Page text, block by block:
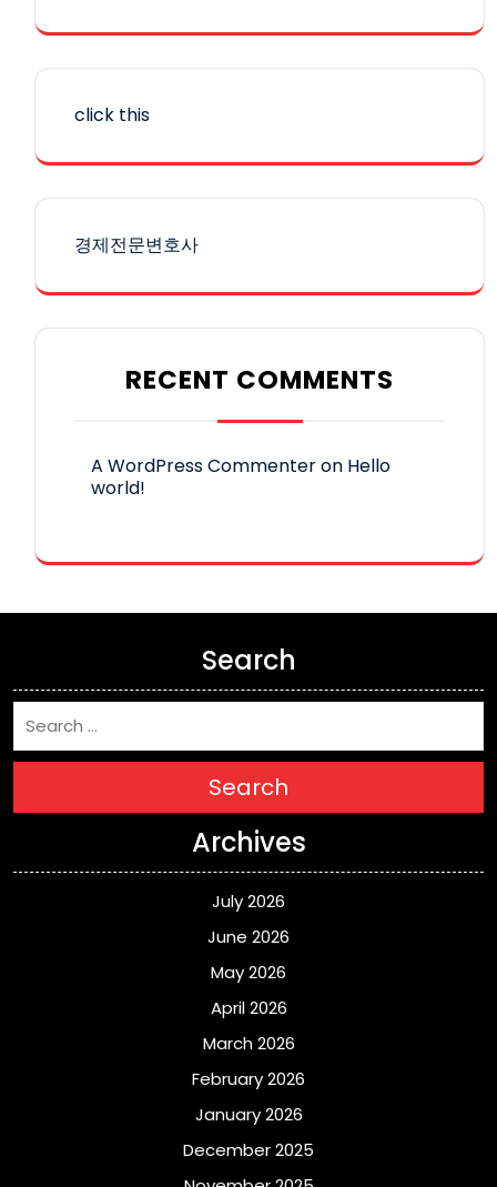
click this
경제전문변호사
RECENT COMMENTS
A WordPress Commenteron Hello
world!
Search
Search
Archives
July 2026
June 2026
May 2026
April 2026
March 2026
February 2026
January 2026
December 2025